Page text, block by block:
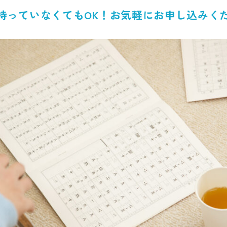
っていなくてもOK！ お気軽にお申し込みく